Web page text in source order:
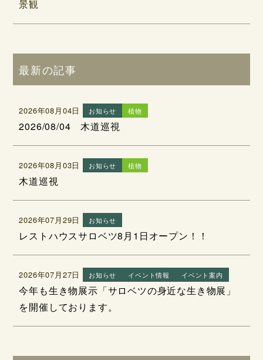
景観
最新の記事
2026年08月04日 お知らせ 植物
2026/08/04 木道巡視
2026年08月03日 お知らせ 植物
木道巡視
2026年07月29日 お知らせ
レストハウスサロベツ8月1日オープン！！
2026年07月27日 お知らせ イベント情報 イベント案内
今年も生き物展示「サロベツの身近な生き物展」
を開催しております。